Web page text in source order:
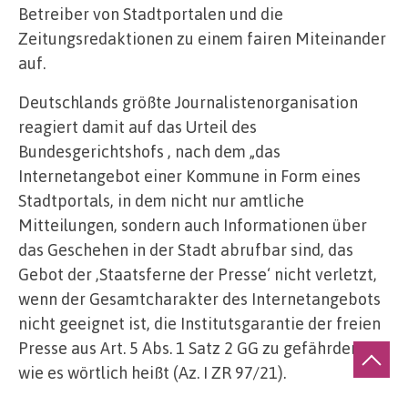
Betreiber von Stadtportalen und die
Zeitungsredaktionen zu einem fairen Miteinander
auf.
Deutschlands größte Journalistenorganisation
reagiert damit auf das Urteil des
Bundesgerichtshofs , nach dem „das
Internetangebot einer Kommune in Form eines
Stadtportals, in dem nicht nur amtliche
Mitteilungen, sondern auch Informationen über
das Geschehen in der Stadt abrufbar sind, das
Gebot der ,Staatsferne der Presse‘ nicht verletzt,
wenn der Gesamtcharakter des Internetangebots
nicht geeignet ist, die Institutsgarantie der freien
Presse aus Art. 5 Abs. 1 Satz 2 GG zu gefährden“,
wie es wörtlich heißt (Az. I ZR 97/21).